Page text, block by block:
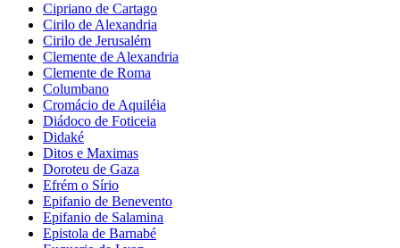
Cipriano de Cartago
Cirilo de Alexandria
Cirilo de Jerusalém
Clemente de Alexandria
Clemente de Roma
Columbano
Cromácio de Aquiléia
Diádoco de Foticeia
Didaké
Ditos e Maximas
Doroteu de Gaza
Efrém o Sírio
Epifanio de Benevento
Epifanio de Salamina
Epistola de Barnabé